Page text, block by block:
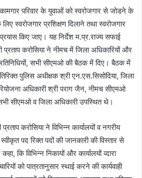
परिवार के युवाओं को स्‍वरोजगार से जोडने के
स्‍वरोजगार प्रशिक्षण दिलाने तथा स्‍वरोजगार
किए जाए। यह निर्देश म.प्र.राज्‍य सफाई
करोसिया ने नीमच में जिला अधिकारियों और
सभी सीएमओ की बैठक में दिए। बैठक में
पुलिस अधीक्षक श्री एन.एस.सिसोदिया, जिला
अधिकारी श्री पराग जैन, नीमच सीएमओ
सभी सीएमओ व जिला अधिकारी उपस्थित थे।
करोसिया ने विभिन्‍न कार्यालयों व नगरीय
पद रिक्‍त पदों की जानकारी की विस्‍तार से
कि विभिन्‍न निकायों और कार्यालयों व्‍दारा
को पात्रतानुसार स्‍थाई करने की कार्यवाही